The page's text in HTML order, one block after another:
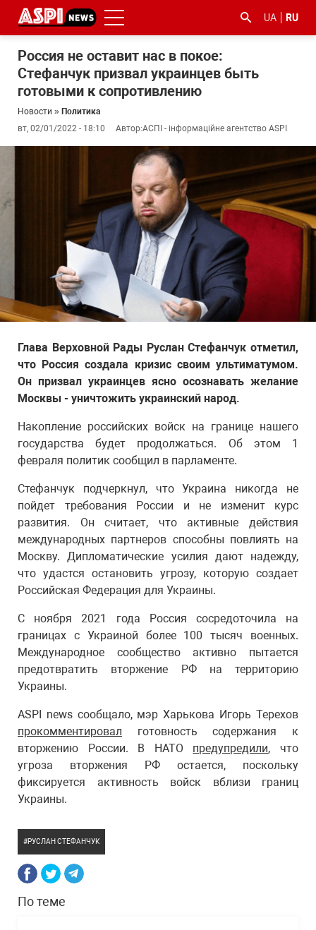
UA RU
Россия не оставит нас в покое:
Стефанчук призвал украинцев быть
готовыми к сопротивлению
Новости » Политика
вт, 02/01/2022 - 18:10
Автор:АСПІ - інформаційне агентство ASPI
Глава Верховной Рады Руслан Стефанчук отметил,
что Россия создала кризис своим ультиматумом.
Он призвал украинцев ясно осознавать желание
Москвы - уничтожить украинский народ.
Накопление российских войск на границе нашего
государства будет продолжаться. Об этом 1
февраля политик сообщил в парламенте.
Стефанчук подчеркнул, что Украина никогда не
пойдет требования России и не изменит курс
развития. Он считает, что активные действия
международных партнеров способны повлиять на
Москву. Дипломатические усилия дают надежду,
что удастся остановить угрозу, которую создает
Российская Федерация для Украины.
С ноября 2021 года Россия сосредоточила на
границах с Украиной более 100 тысяч военных.
Международное сообщество активно пытается
предотвратить вторжение РФ на территорию
Украины.
ASPI news сообщало, мэр Харькова Игорь Терехов
прокомментировал готовность содержания к
вторжению России. В НАТО предупредили, что
угроза вторжения РФ остается, поскольку
фиксируется активность войск вблизи границ
Украины.
РУСЛАН СТЕФАНЧУК
По теме
#гфс #Киев #коронавірус